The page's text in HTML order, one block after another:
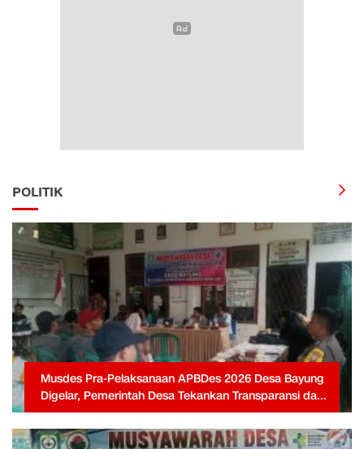
POLITIK
Musdes Pra-Pelaksanaan APBDes 2026 Desa Bayung
Digelar, Pemerintah Desa Tekankan Transparansi dan
Partisipasi Warga